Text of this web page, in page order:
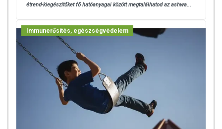
étrend-kiegészítőket fő hatóanyagai között megtalálhatod az ashwa...
Immunerősítés, egészségvédelem